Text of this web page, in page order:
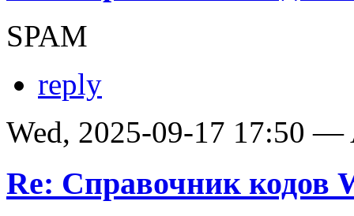
SPAM
reply
Wed, 2025-09-17 17:50 —
Re: Справочник кодов